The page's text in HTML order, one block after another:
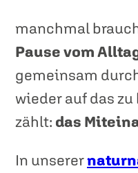
manchmal
Pause vom
gemeinsam
wieder auf das
zählt: das
In unserer